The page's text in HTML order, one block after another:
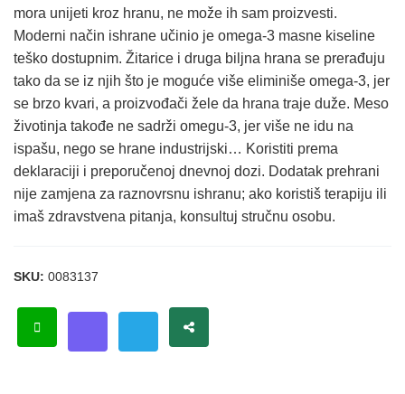
mora unijeti kroz hranu, ne može ih sam proizvesti.
Moderni način ishrane učinio je omega-3 masne kiseline
teško dostupnim. Žitarice i druga biljna hrana se prerađuju
tako da se iz njih što je moguće više eliminiše omega-3, jer
se brzo kvari, a proizvođači žele da hrana traje duže. Meso
životinja takođe ne sadrži omegu-3, jer više ne idu na
ispašu, nego se hrane industrijski… Koristiti prema
deklaraciji i preporučenoj dnevnoj dozi. Dodatak prehrani
nije zamjena za raznovrsnu ishranu; ako koristiš terapiju ili
imaš zdravstvena pitanja, konsultuj stručnu osobu.
SKU: 0083137